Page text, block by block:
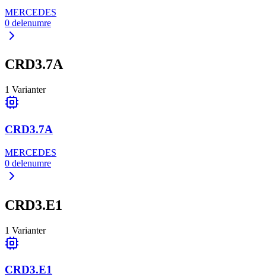
MERCEDES
0 delenumre
CRD3.7A
1 Varianter
CRD3.7A
MERCEDES
0 delenumre
CRD3.E1
1 Varianter
CRD3.E1